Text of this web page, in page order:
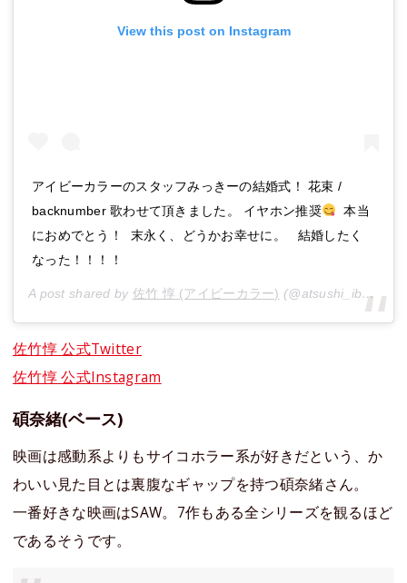
View this post on Instagram
アイビーカラーのスタッフみっきーの結婚式！ 花束 /
backnumber 歌わせて頂きました。 イヤホン推奨
本当
におめでとう！ 末永く、どうかお幸せに。 結婚したく
なった！！！！
A post shared by 佐竹 惇 (アイビーカラー) (@atsushi_ibe) on
佐竹惇 公式Twitter
佐竹惇 公式Instagram
碩奈緒(ベース)
映画は感動系よりもサイコホラー系が好きだという、か
わいい見た目とは裏腹なギャップを持つ碩奈緒さん。
一番好きな映画はSAW。7作もある全シリーズを観るほど
であるそうです。